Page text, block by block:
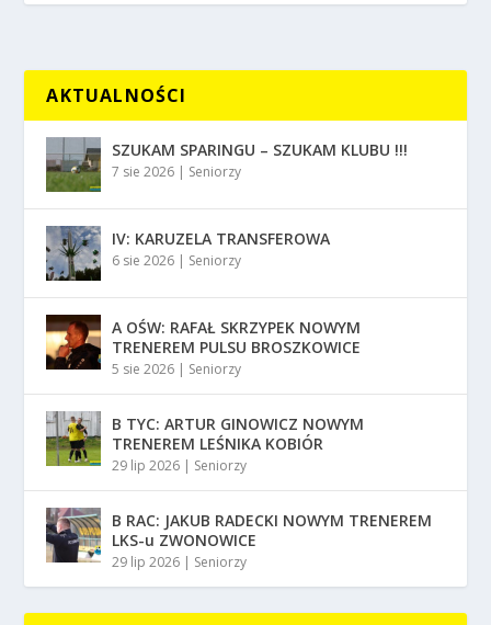
AKTUALNOŚCI
SZUKAM SPARINGU – SZUKAM KLUBU !!!
7 sie 2026 Seniorzy
IV: KARUZELA TRANSFEROWA
6 sie 2026 Seniorzy
A OŚW: RAFAŁ SKRZYPEK NOWYM
TRENEREM PULSU BROSZKOWICE
5 sie 2026 Seniorzy
B TYC: ARTUR GINOWICZ NOWYM
TRENEREM LEŚNIKA KOBIÓR
29 lip 2026 Seniorzy
B RAC: JAKUB RADECKI NOWYM TRENEREM
LKS-u ZWONOWICE
29 lip 2026 Seniorzy